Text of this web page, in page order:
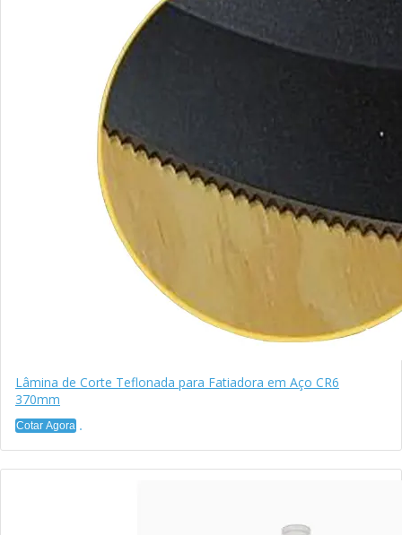
Lâmina de Corte Teflonada para Fatiadora em Aço CR6
370mm
Cotar Agora